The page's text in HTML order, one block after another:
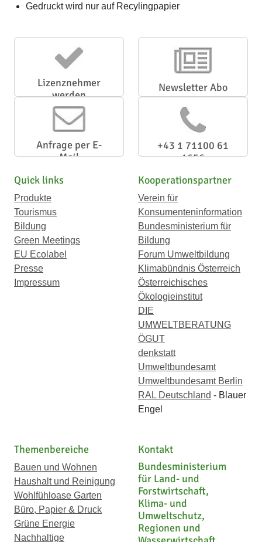
Gedruckt wird nur auf Recylingpapier
Lizenznehmer
werden
Newsletter Abo
Anfrage per E-
Mail
+43 1 71100 61
1656
Quick links
Produkte
Tourismus
Bildung
Green Meetings
EU Ecolabel
Presse
Impressum
Kooperationspartner
Verein für
Konsumenteninformation
Bundesministerium für
Bildung
Forum Umweltbildung
Klimabündnis Österreich
Österreichisches
Ökologieinstitut
DIE
UMWELTBERATUNG
ÖGUT
denkstatt
Umweltbundesamt
Umweltbundesamt Berlin
RAL Deutschland - Blauer
Engel
Themenbereiche
Bauen und Wohnen
Haushalt und Reinigung
Wohlfühloase Garten
Büro, Papier & Druck
Grüne Energie
Nachhaltige
Kontakt
Bundesministerium
für Land- und
Forstwirtschaft,
Klima- und
Umweltschutz,
Regionen und